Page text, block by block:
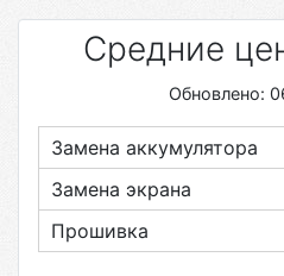
Средние
Обновлено:
Замена аккумулятора
Замена экрана
Прошивка